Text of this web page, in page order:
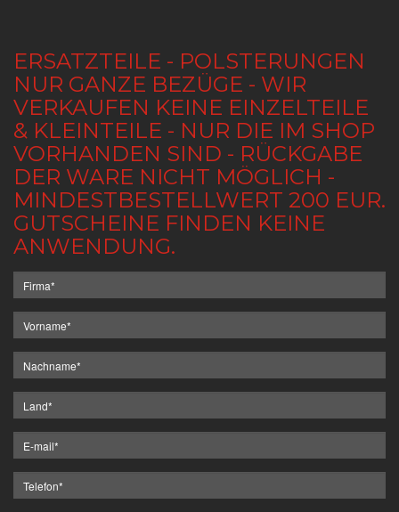
ERSATZTEILE - POLSTERUNGEN
NUR GANZE BEZÜGE - WIR
VERKAUFEN KEINE EINZELTEILE
& KLEINTEILE - NUR DIE IM SHOP
VORHANDEN SIND - RÜCKGABE
DER WARE NICHT MÖGLICH -
MINDESTBESTELLWERT 200 EUR.
GUTSCHEINE FINDEN KEINE
ANWENDUNG.